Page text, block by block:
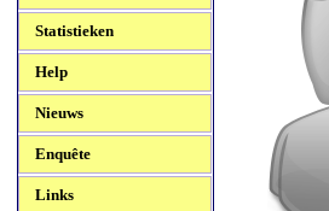
Statistieken
Help
Nieuws
Enquête
Links